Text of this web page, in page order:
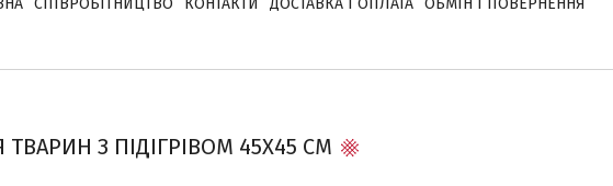
СПІВРОБІТНИЦТВО КОНТАКТИ ДОСТАВКА І ОПЛАТА ОБМІН І ПОВЕРНЕННЯ
З ПІДІГРІВОМ 45Х45 СМ